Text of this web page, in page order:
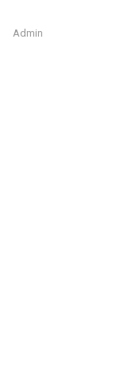
Admin